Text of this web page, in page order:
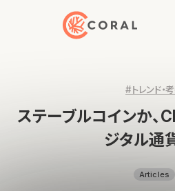
トップページへ戻る
#トレンド・
ステーブルコインか、
ジタル通
Articles